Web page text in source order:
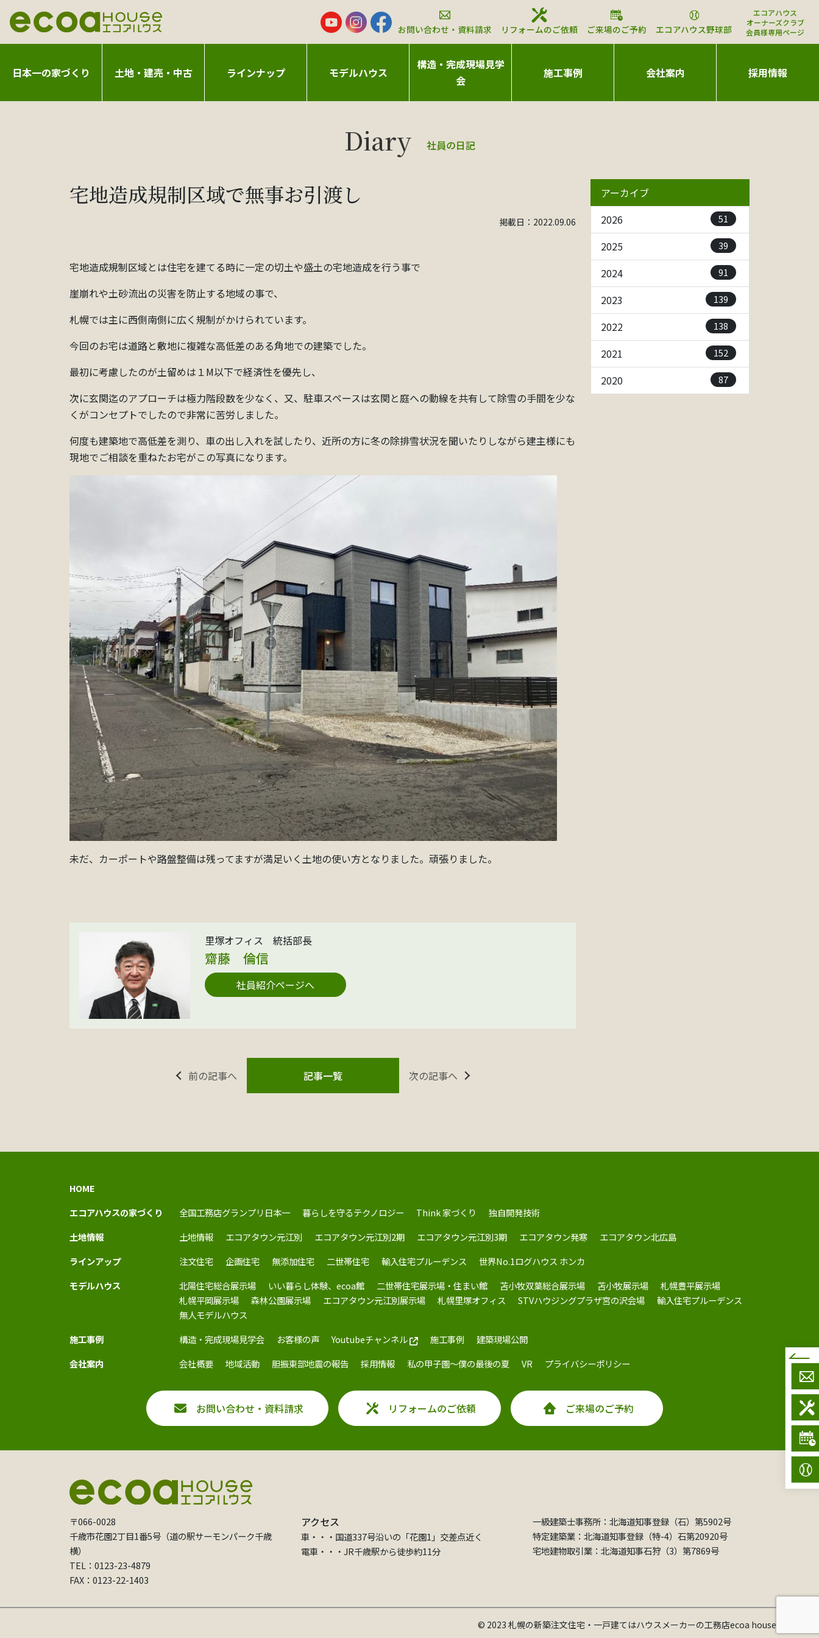
お問い合わせ・資料請求 リフォームのご依頼 ご来場のご予約 エコアハウス野球部
エコアハウス
オーナーズクラブ
会員様専用ページ
日本一の家づくり 土地・建売・中古 ラインナップ モデルハウス
構造・完成現場見学
会
施工事例 会社案内 採用情報
社員の日記
宅地造成規制区域で無事お引渡し
掲載日：2022.09.06
宅地造成規制区域とは住宅を建てる時に一定の切土や盛土の宅地造成を行う事で
崖崩れや土砂流出の災害を防止する地域の事で、
札幌では主に西側南側に広く規制がかけられています。
今回のお宅は道路と敷地に複雑な高低差のある角地での建築でした。
最初に考慮したのが土留めは１M以下で経済性を優先し、
次に玄関迄のアプローチは極力階段数を少なく、又、駐車スペースは玄関と庭への動線を共有して除雪の手間を少な
くがコンセプトでしたので非常に苦労しました。
何度も建築地で高低差を測り、車の出し入れを試したり、近所の方に冬の除排雪状況を聞いたりしながら建主様にも
現地でご相談を重ねたお宅がこの写真になります。
未だ、カーポートや路盤整備は残ってますが満足いく土地の使い方となりました。頑張りました。
里塚オフィス 統括部長
齋藤 倫信
社員紹介ページへ
前の記事へ 次の記事へ
記事一覧
アーカイブ
2026
51
2025 39
2024 91
2023 139
2022 138
2021 152
2020 87
HOME
エコアハウスの家づくり
全国工務店グランプリ日本一 暮らしを守るテクノロジー Think 家づくり
独自開発技術
土地情報
土地情報 エコアタウン元江別 エコアタウン元江別2期 エコアタウン元江別3期 エコアタウン発寒
エコアタウン北広島
ラインアップ
注文住宅 企画住宅 無添加住宅 二世帯住宅 輸入住宅プルーデンス
世界No.1ログハウス ホンカ
モデルハウス
北陽住宅総合展示場 いい暮らし体験、ecoa館 二世帯住宅展示場・住まい館 苫小牧双葉総合展示場 苫小牧展示場
札幌豊平展示場
札幌平岡展示場
森林公園展示場 エコアタウン元江別展示場 札幌里塚オフィス STVハウジングプラザ宮の沢会場
輸入住宅プルーデンス
無人モデルハウス
施工事例
構造・完成現場見学会 お客様の声 Youtubeチャンネル 施工事例
建築現場公開
会社案内
会社概要 地域活動 胆振東部地震の報告 採用情報 私の甲子園～僕の最後の夏 VR プライバシーポリシー
お問い合わせ・資料請求 リフォームのご依頼 ご来場のご予約
〒066-0028
千歳市花園2丁目1番5号（道の駅サーモンパーク千歳
横）
TEL：0123-23-4879
FAX：0123-22-1403
アクセス
車・・・国道337号沿いの「花園1」交差点近く
電車・・・JR千歳駅から徒歩約11分
一級建築士事務所：北海道知事登録（石）第5902号
特定建築業：北海道知事登録（特-4）石第20920号
宅地建物取引業：北海道知事石狩（3）第7869号
© 2023 札幌の新築注文住宅・一戸建てはハウスメーカーの工務店ecoa house co.,Ltd..